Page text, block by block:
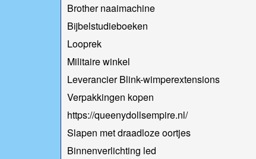
Brother naaimachine
Bijbelstudieboeken
Looprek
Militaire winkel
Leverancier Blink-wimperextensions
Verpakkingen kopen
https://queenydollsempire.nl/
Slapen met draadloze oortjes
Binnenverlichting led